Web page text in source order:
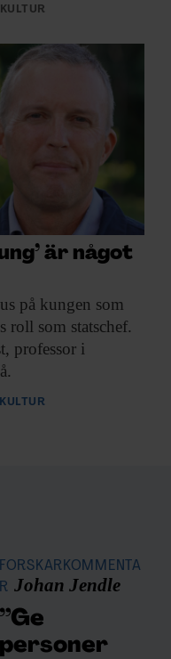
är något
på kungen som
roll som statschef.
professor i
FORSKARKOMMENTA
R Johan Jendle
”Ge
personer